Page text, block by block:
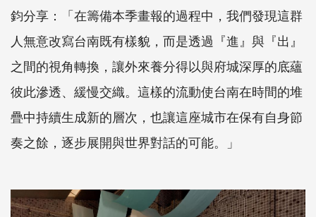
鈞分享：「在籌備本季畫報的過程中，我們發現這群
人無意改寫台南既有樣貌，而是透過『進』與『出』
之間的視角轉換，讓外來養分得以與府城深厚的底蘊
彼此滲透、緩慢交織。這樣的流動使台南在時間的堆
疊中持續生成新的層次，也讓這座城市在保有自身節
奏之餘，逐步展開與世界對話的可能。」